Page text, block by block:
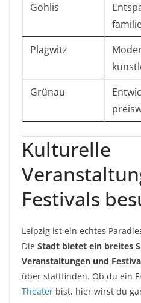
Gohlis
Plagwitz
Grünau
Kulturelle
Festivals
Leipzig ist ein echtes
Die Stadt bietet ein breites
Veranstaltungen und
über stattfinden. Ob du ein
Theater bist, hier wirst du